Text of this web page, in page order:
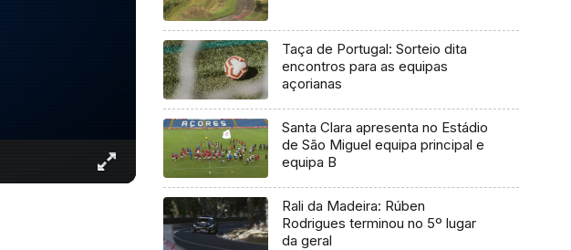
Taça de Portugal: Sorteio dita
encontros para as equipas
açorianas
Santa Clara apresenta no Estádio
de São Miguel equipa principal e
equipa B
Rali da Madeira: Rúben
Rodrigues terminou no 5º lugar
da geral